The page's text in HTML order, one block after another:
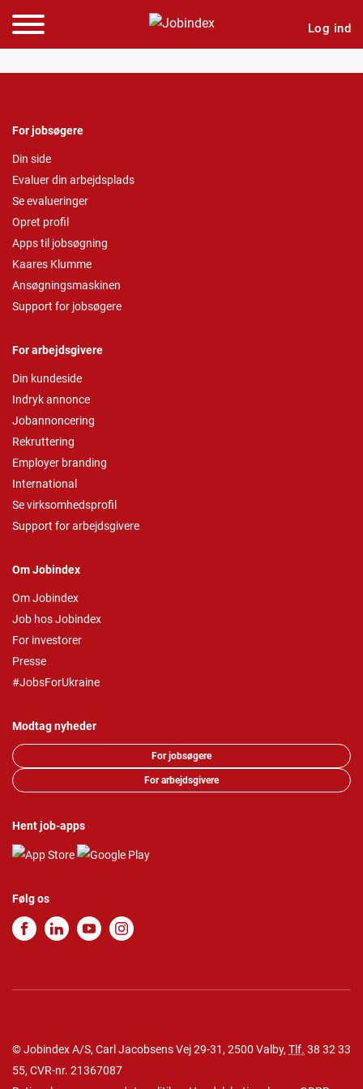
Log ind
For jobsøgere
Din side
Evaluer din arbejdsplads
Se evalueringer
Opret profil
Apps til jobsøgning
Kaares Klumme
Ansøgningsmaskinen
Support for jobsøgere
For arbejdsgivere
Din kundeside
Indryk annonce
Jobannoncering
Rekruttering
Employer branding
International
Se virksomhedsprofil
Support for arbejdsgivere
Om Jobindex
Om Jobindex
Job hos Jobindex
For investorer
Presse
#JobsForUkraine
Modtag nyheder
For jobsøgere
For arbejdsgivere
Hent job-apps
Følg os
© Jobindex A/S, Carl Jacobsens Vej 29-31, 2500 Valby, Tlf. 38 32 33
55, CVR-nr. 21367087